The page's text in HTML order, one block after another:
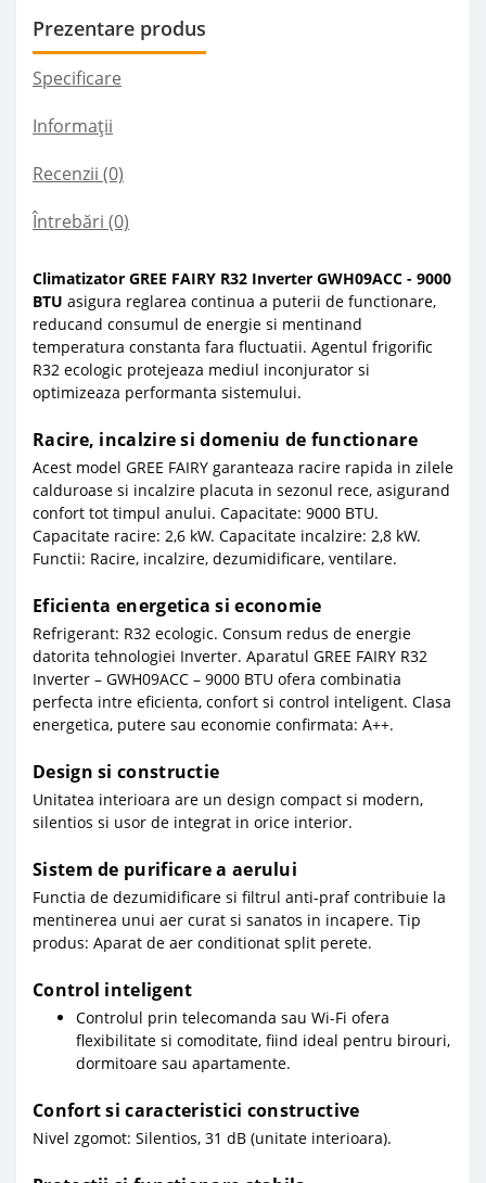
Prezentare produs
Specificare
Informații
Recenzii (0)
Întrebări (0)
Climatizator GREE FAIRY R32 Inverter GWH09ACC - 9000
BTU asigura reglarea continua a puterii de functionare,
reducand consumul de energie si mentinand
temperatura constanta fara fluctuatii. Agentul frigorific
R32 ecologic protejeaza mediul inconjurator si
optimizeaza performanta sistemului.
Racire, incalzire si domeniu de functionare
Acest model GREE FAIRY garanteaza racire rapida in zilele
calduroase si incalzire placuta in sezonul rece, asigurand
confort tot timpul anului. Capacitate: 9000 BTU.
Capacitate racire: 2,6 kW. Capacitate incalzire: 2,8 kW.
Functii: Racire, incalzire, dezumidificare, ventilare.
Eficienta energetica si economie
Refrigerant: R32 ecologic. Consum redus de energie
datorita tehnologiei Inverter. Aparatul GREE FAIRY R32
Inverter – GWH09ACC – 9000 BTU ofera combinatia
perfecta intre eficienta, confort si control inteligent. Clasa
energetica, putere sau economie confirmata: A++.
Design si constructie
Unitatea interioara are un design compact si modern,
silentios si usor de integrat in orice interior.
Sistem de purificare a aerului
Functia de dezumidificare si filtrul anti-praf contribuie la
mentinerea unui aer curat si sanatos in incapere. Tip
produs: Aparat de aer conditionat split perete.
Control inteligent
Controlul prin telecomanda sau Wi-Fi ofera
flexibilitate si comoditate, fiind ideal pentru birouri,
dormitoare sau apartamente.
Confort si caracteristici constructive
Nivel zgomot: Silentios, 31 dB (unitate interioara).